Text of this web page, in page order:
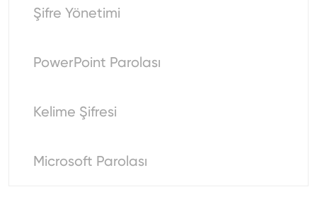
Şifre Yönetimi
PowerPoint Parolası
Kelime Şifresi
Microsoft Parolası